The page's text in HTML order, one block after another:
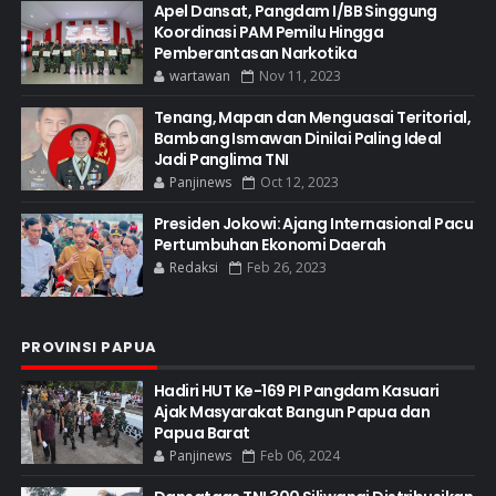
Apel Dansat, Pangdam I/BB Singgung
Koordinasi PAM Pemilu Hingga
Pemberantasan Narkotika
wartawan Nov 11, 2023
Tenang, Mapan dan Menguasai Teritorial,
Bambang Ismawan Dinilai Paling Ideal
Jadi Panglima TNI
Panjinews Oct 12, 2023
Presiden Jokowi: Ajang Internasional Pacu
Pertumbuhan Ekonomi Daerah
Redaksi Feb 26, 2023
PROVINSI PAPUA
Hadiri HUT Ke-169 PI Pangdam Kasuari
Ajak Masyarakat Bangun Papua dan
Papua Barat
Panjinews Feb 06, 2024